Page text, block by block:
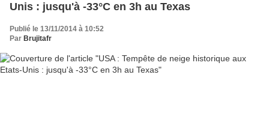
Unis : jusqu'à -33°C en 3h au Texas
Publié le 13/11/2014 à 10:52
Par Brujitafr